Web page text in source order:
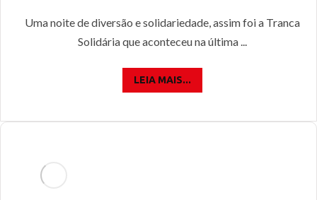
Uma noite de diversão e solidariedade, assim foi a Tranca
Solidária que aconteceu na última ...
LEIA MAIS...